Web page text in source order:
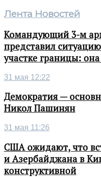
Лента Новостей
Командующий 3-м
представил
участке границы:
31 мая 12:22
Демократия —
Никол Пашинян
31 мая 11:26
США ожидают, что
и Азербайджана в
конструктивной